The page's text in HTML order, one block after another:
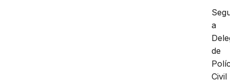
a
de
Civil